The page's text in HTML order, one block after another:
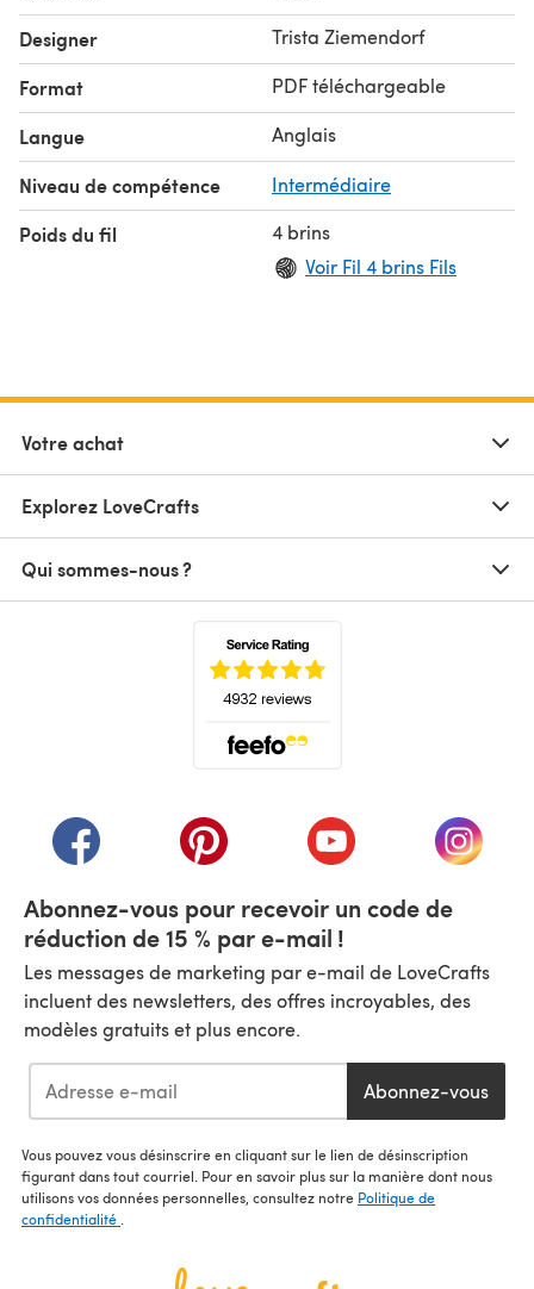
Designer Trista Ziemendorf
Format PDF téléchargeable
Langue Anglais
Niveau de compétence Intermédiaire
Poids du fil
4 brins
Voir Fil 4 brins Fils
Votre achat
Explorez LoveCrafts
Qui sommes-nous ?
(s'ouvre dans un nouvel onglet)
(s'ouvre dans un nouvel onglet)
(s'ouvre dans un(s'ouvre
Abonnez-vous pour recevoir un code de
réduction de 15 % par e-mail !
Les messages de marketing par e-mail de LoveCrafts
incluent des newsletters, des offres incroyables, des
modèles gratuits et plus encore.
Abonnez-vous
Vous pouvez vous désinscrire en cliquant sur le lien de désinscription
figurant dans tout courriel. Pour en savoir plus sur la manière dont nous
utilisons vos données personnelles, consultez notre Politique de
confidentialité